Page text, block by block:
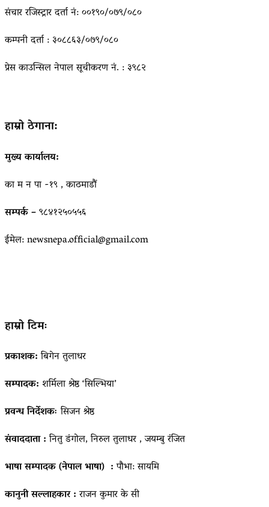
संचार रजिस्ट्रार दर्ता नं: ००१९०/०७९/०८०
कम्पनी दर्ता : ३०८८६३/०७९/०८०
प्रेस काउन्सिल नेपाल सूचीकरण नं. : ३९८२
हाम्रो ठेगाना:
मुख्य कार्यालय:
का म न पा -१९ , काठमाडौं
सम्पर्क –९८४१२५०५५६
ईमेल: newsnepa.official@gmail.com
हाम्रो टिमः
प्रकाशक:बिगेन तुलाधर
सम्पादक: शर्मिला श्रेष्ठ ‘सिल्भिया’
प्रवन्ध निर्देशकःसिजन श्रेष्ठ
संवाददाता :नितु डंगोल, निरुल तुलाधर , जयम्बु रंजित
भाषा सम्पादक (नेपाल भाषा) :पौभा: सायमि
कानुनी सल्लाहकार :राजन कुमार के सी